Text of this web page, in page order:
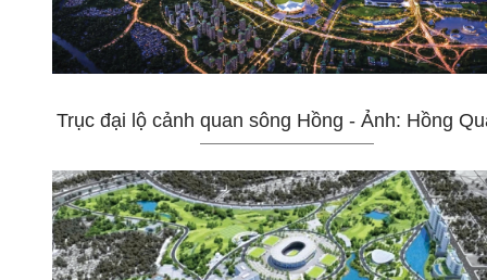
Trục đại lộ cảnh quan sông Hồng - Ảnh: Hồng